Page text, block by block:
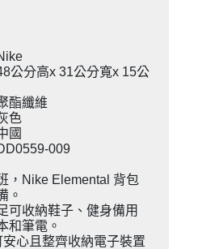
公分高x 31公分寬x 15公
酯纖維
色
國
009
，Nike Elemental 背包
。
可收納鞋子、健身備用
和筆電。
心且整齊收納電子裝置